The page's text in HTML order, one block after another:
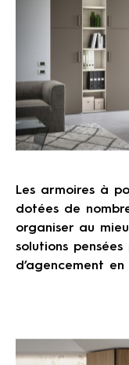
Les armoires à
dotées de
organiser au
solutions
d’agencement